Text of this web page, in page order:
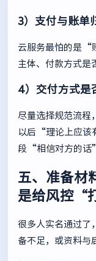
3）支付与账单
云服务最怕的是“
主体、付款方式是
4）交付方式是
尽量选择规范流程
以后“理论上应该
段“相信对方的话
五、准备材
是给风控“
很多人实名通过了
备不足，或资料与